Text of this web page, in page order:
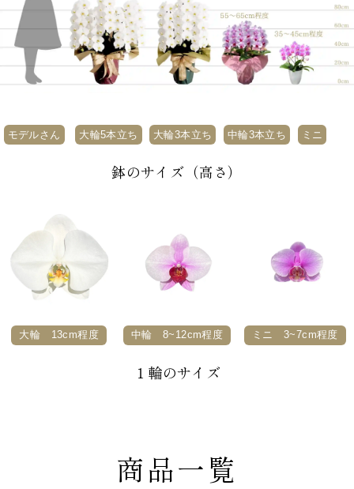
モデルさん 大輪5本立ち 大輪3本立ち 中輪3本立ち ミニ
鉢のサイズ（高さ）
大輪 13cm程度 中輪 8~12cm程度 ミニ 3~7cm程度
１輪のサイズ
商品一覧